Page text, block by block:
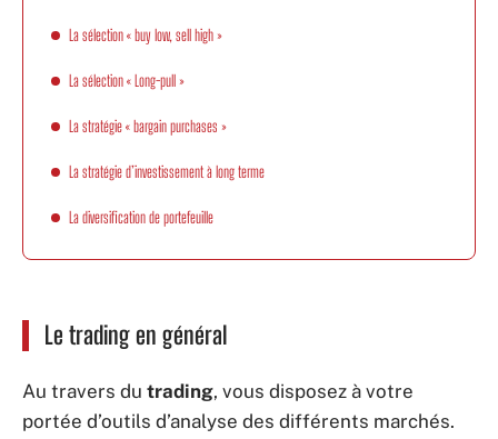
La sélection « buy low, sell high »
La sélection « Long-pull »
La stratégie « bargain purchases »
La stratégie d’investissement à long terme
La diversification de portefeuille
Le trading en général
Au travers du trading, vous disposez à votre
portée d’outils d’analyse des différents marchés.